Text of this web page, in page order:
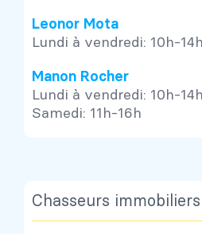
Leonor Mota
Lundi à vendredi: 10h-
Manon Rocher
Lundi à vendredi: 10h-
Samedi: 11h-16h
Chasseurs immobiliers